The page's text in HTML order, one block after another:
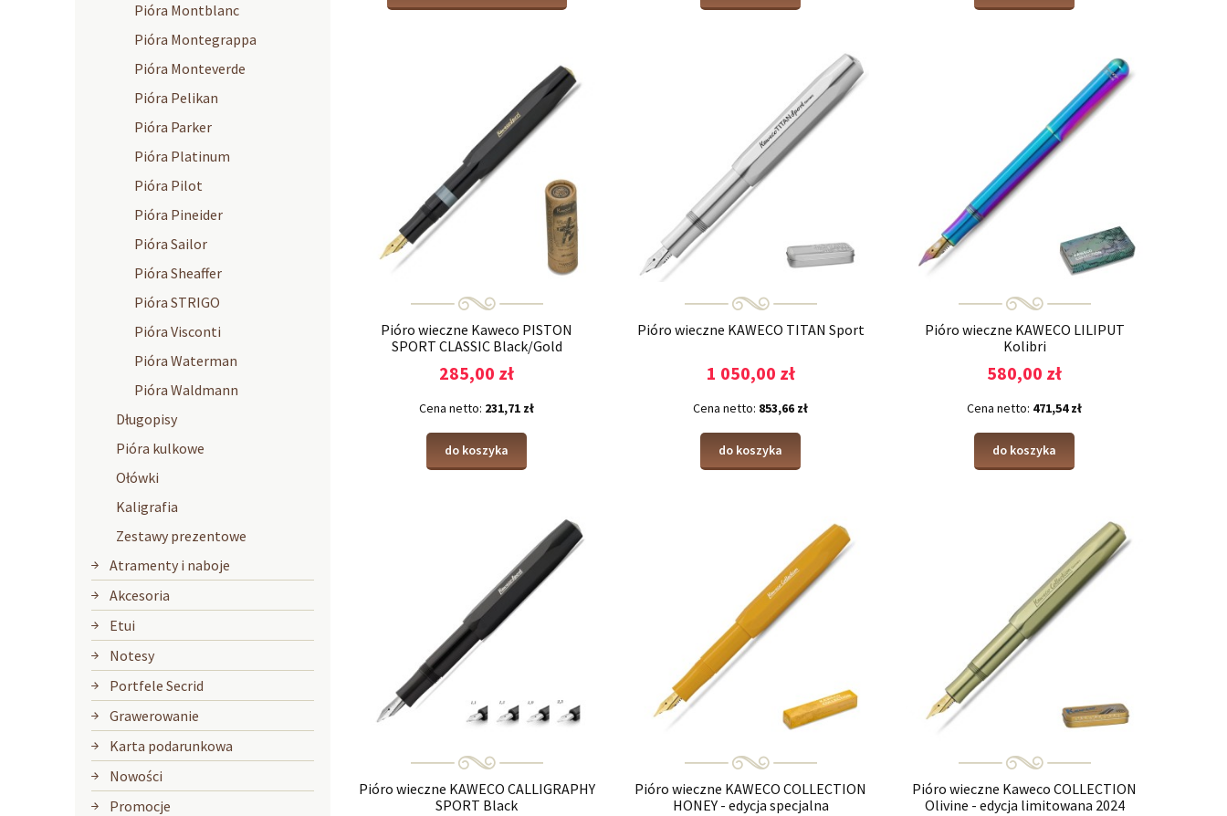
Pióra Montblanc
Pióra Montegrappa
Pióra Monteverde
Pióra Pelikan
Pióra Parker
Pióra Platinum
Pióra Pilot
Pióra Pineider
Pióra Sailor
Pióra Sheaffer
Pióra STRIGO
Pióra Visconti
Pióra Waterman
Pióra Waldmann
Długopisy
Pióra kulkowe
Ołówki
Kaligrafia
Zestawy prezentowe
Atramenty i naboje
Akcesoria
Etui
Notesy
Portfele Secrid
Grawerowanie
Karta podarunkowa
Nowości
Promocje
Pióro wieczne Kaweco PISTON
SPORT CLASSIC Black/Gold
285,00 zł
Cena netto: 231,71 zł
do koszyka
Pióro wieczne KAWECO TITAN Sport
1 050,00 zł
Cena netto: 853,66 zł
do koszyka
Pióro wieczne KAWECO LILIPUT
Kolibri
580,00 zł
Cena netto: 471,54 zł
do koszyka
Pióro wieczne KAWECO CALLIGRAPHY
SPORT Black
Pióro wieczne KAWECO COLLECTION
HONEY - edycja specjalna
Pióro wieczne Kaweco COLLECTION
Olivine - edycja limitowana 2024